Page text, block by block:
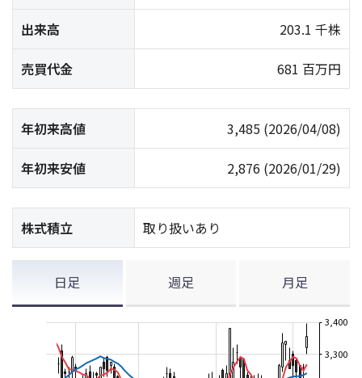
出来高 203.1 千株
売買代金 681 百万円
年初来高値 3,485 (2026/04/08)
年初来安値 2,876 (2026/01/29)
株式積立 取り扱いあり
日足 週足 月足
3,300
3,400